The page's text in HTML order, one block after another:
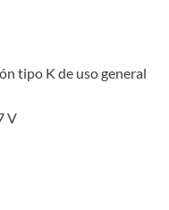
tipo K de uso general
V